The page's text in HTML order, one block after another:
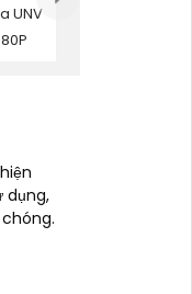
UNV
dụng,